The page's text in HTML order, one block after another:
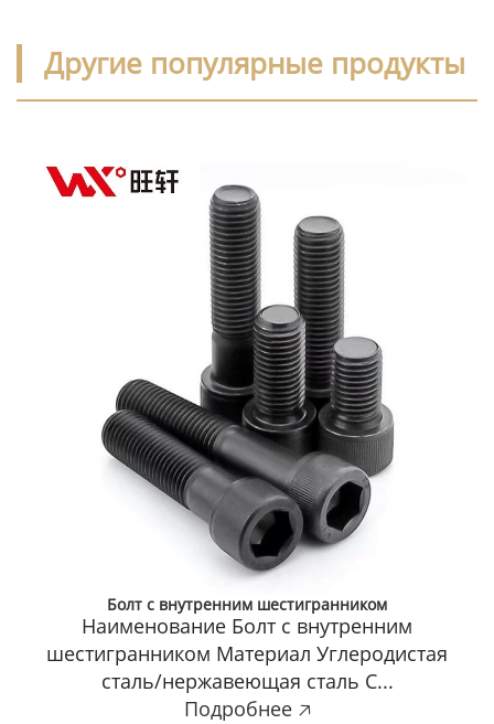
Другие популярные продукты
Болт с внутренним шестигранником
Наименование Болт с внутренним
шестигранником Материал Углеродистая
сталь/нержавеющая сталь С...
Подробнее 🡥